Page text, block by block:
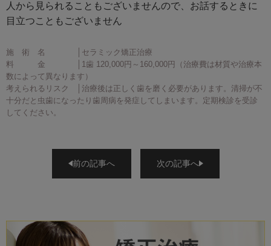
人から見られることもございませんので、お話するときに
目立つこともございません
施 術 名 │セラミック矯正治療
料 金 │1歯 120,000円～160,000円（治療費は材質や治療本
数によって異なります）
考えられるリスク │治療後は正しく歯を磨く必要があります。清掃が不
十分だと虫歯になったり歯周病を発症してしまいます。定期検診を受診
してください。
前の記事へ 次の記事へ